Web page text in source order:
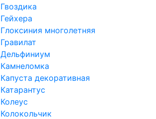
Гвоздика
Гейхера
Глоксиния многолетняя
Гравилат
Дельфиниум
Камнеломка
Капуста декоративная
Катарантус
Колеус
Колокольчик